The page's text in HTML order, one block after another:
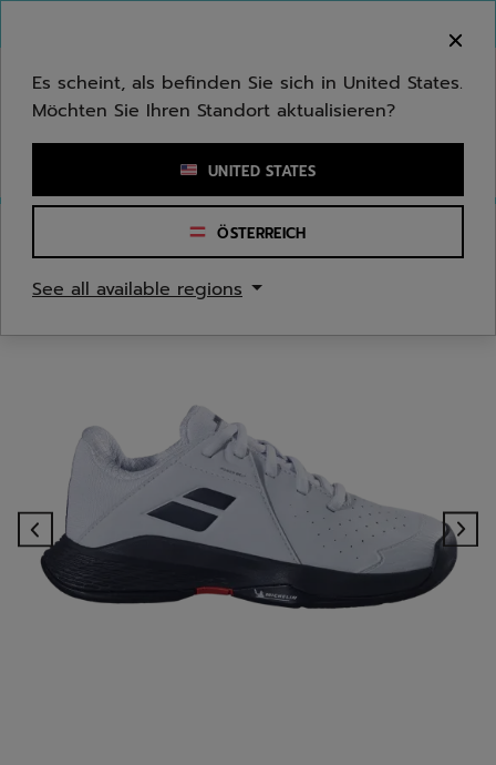
Stichwort oder Artikelnummer eingeben
Es scheint, als befinden Sie sich in United States.
Möchten Sie Ihren Standort aktualisieren?
UNITED STATES
ÖSTERREICH
See all available regions